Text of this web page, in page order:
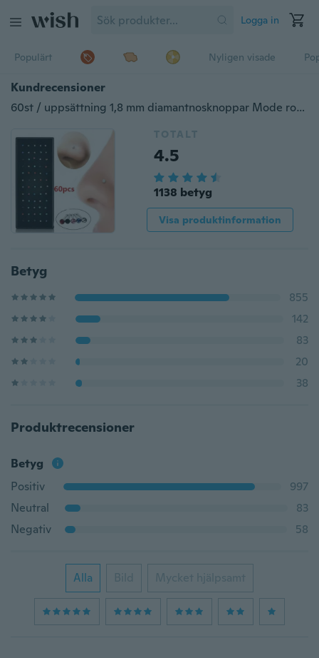
Logga in
Populärt Nyligen visade
Kundrecensioner
60st / uppsättning 1,8 mm diamantnosknoppar Mode rostfritt stål Strass stenar för näsa piercing för kvinnor
TOTALT
4.5
1138 betyg
Visa produktinformation
Betyg
855
142
83
20
38
Produktrecensioner
Betyg
Positiv
997
Neutral
83
Negativ
58
Alla Bild Mycket hjälpsamt